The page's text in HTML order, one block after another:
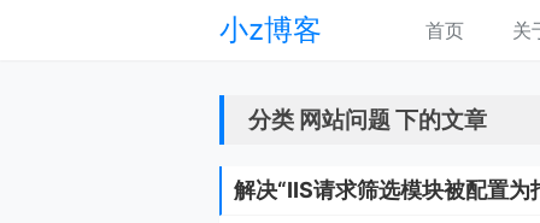
小z博客 首页 关
分类 网站问题 下的文章
解决“IIS请求筛选模块被配置